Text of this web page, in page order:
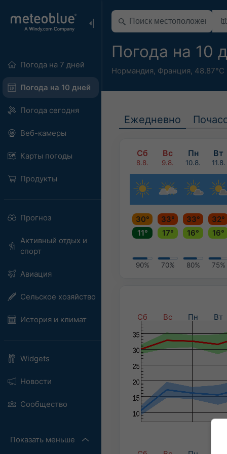
Погода на 7 дней
Погода на 10 дней
Погода сегодня
Веб-камеры
Карты погоды
Продукты
Прогноз
Активный отдых и
спорт
Авиация
Сельское хозяйство
История и климат
Widgets
Новости
Сообщество
Показать меньше
Погода на 10
Нормандия, Франция, 48.87°С
Ежедневно
Сб Вс Пн Вт
8.8. 9.8. 10.8. 11.8.
30° 33° 33° 32°
11°
17° 16° 16°
90% 70% 80% 75%
Сб
Вс Пн Вт